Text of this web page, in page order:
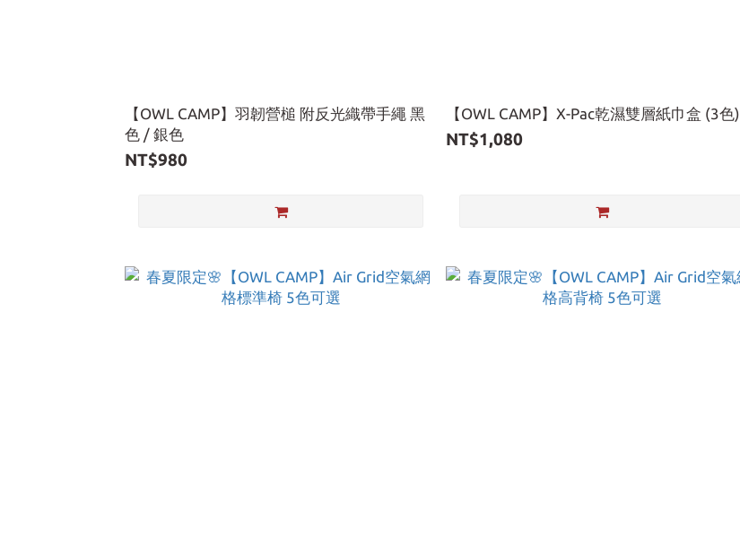
【OWL CAMP】羽韌營槌 附反光織帶手繩 黑
色 / 銀色
NT$980
【OWL CAMP】X-Pac乾濕雙層紙巾盒 (3色)
NT$1,080